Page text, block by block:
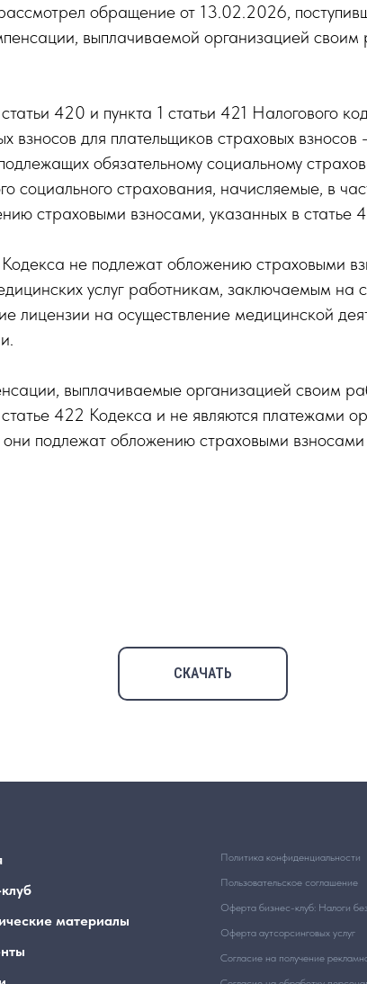
обращение от 13.02.2026,
выплачиваемой организацией
420 и пункта 1 статьи 421 Налогового
взносов для плательщиков страховых
обязательному социальному
социального страхования, начисляемые, в
страховыми взносами, указанных в статье
не подлежат обложению страховыми
услуг работникам, заключаемым на
на осуществление медицинской
выплачиваемые организацией своим
422 Кодекса и не являются платежами
они подлежат обложению страховыми
СКАЧАТЬ
материалы
Политика конфиденциальности
Пользовательское соглашение
Оферта бизнес-клуб: Налоги
Оферта аутсорсинговых услуг
Согласие на получение